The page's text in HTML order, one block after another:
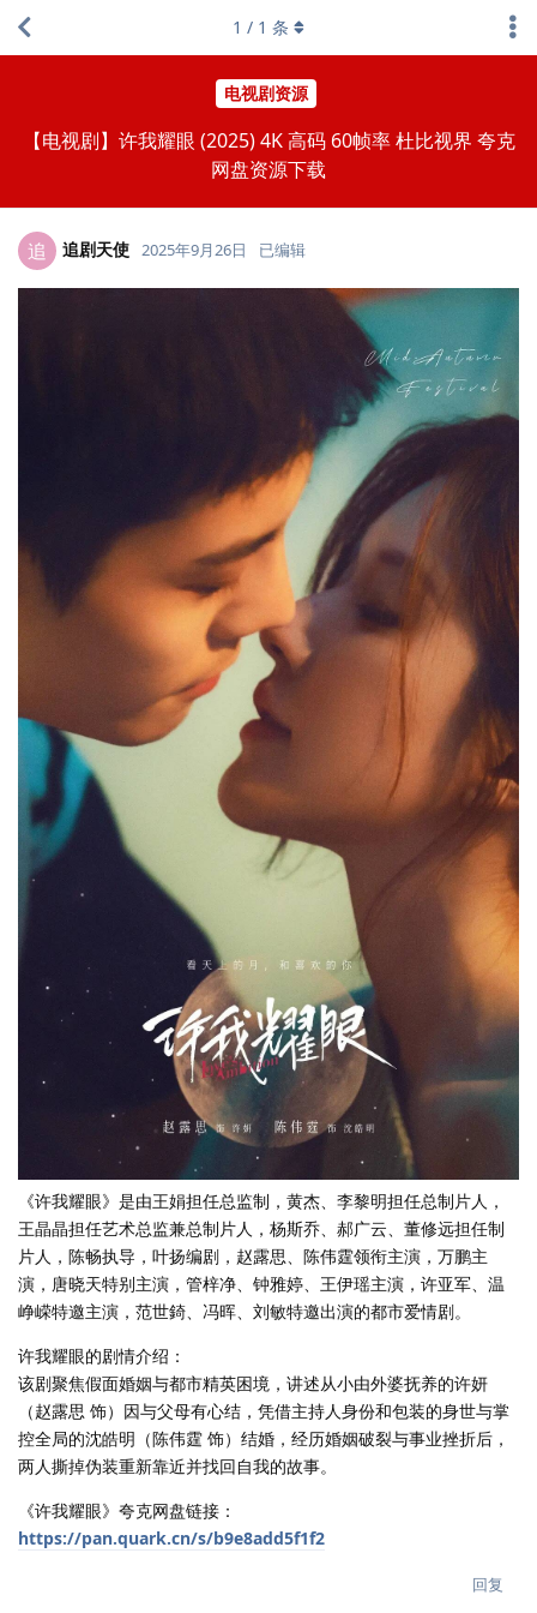
电视剧资源
【电视剧】许我耀眼 (2025) 4K 高码 60帧率 杜比视界 夸克
网盘资源下载
1 / 1 条
追 追剧天使 2025年9月26日 已编辑
《许我耀眼》是由王娟担任总监制，黄杰、李黎明担任总制片人，
王晶晶担任艺术总监兼总制片人，杨斯乔、郝广云、董修远担任制
片人，陈畅执导，叶扬编剧，赵露思、陈伟霆领衔主演，万鹏主
演，唐晓天特别主演，管梓净、钟雅婷、王伊瑶主演，许亚军、温
峥嵘特邀主演，范世錡、冯晖、刘敏特邀出演的都市爱情剧。
许我耀眼的剧情介绍：
该剧聚焦假面婚姻与都市精英困境，讲述从小由外婆抚养的许妍
（赵露思 饰）因与父母有心结，凭借主持人身份和包装的身世与掌
控全局的沈皓明（陈伟霆 饰）结婚，经历婚姻破裂与事业挫折后，
两人撕掉伪装重新靠近并找回自我的故事。
《许我耀眼》夸克网盘链接：
https://pan.quark.cn/s/b9e8add5f1f2
回复